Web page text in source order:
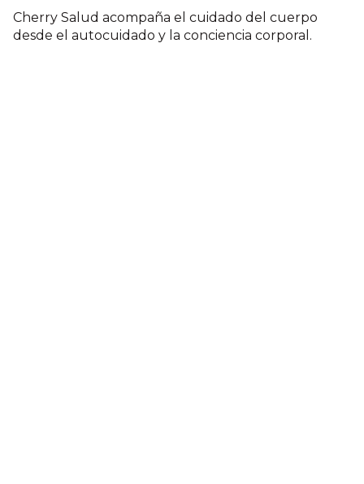
Cherry Salud acompaña el cuidado del cuerpo
desde el autocuidado y la conciencia corporal.